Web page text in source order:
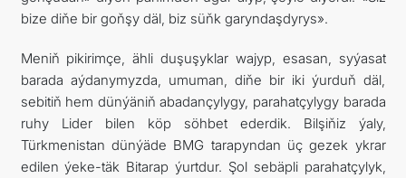
bize diňe bir goňşy däl, biz süňk garyndaşdyrys».
Meniň pikirimçe, ähli duşuşyklar wajyp, esasan, syýasat
barada aýdanymyzda, umuman, diňe bir iki ýurduň däl,
sebitiň hem dünýäniň abadançylygy, parahatçylygy barada
ruhy Lider bilen köp söhbet ederdik. Bilşiňiz ýaly,
Türkmenistan dünýäde BMG tarapyndan üç gezek ykrar
edilen ýeke-täk Bitarap ýurtdur. Şol sebäpli parahatçylyk,